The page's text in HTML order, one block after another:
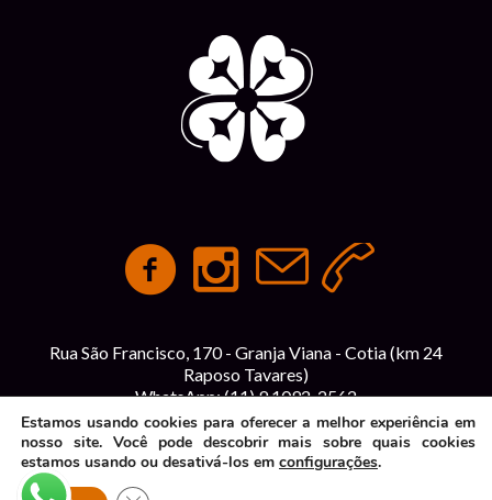
Rua São Francisco, 170 - Granja Viana - Cotia (km 24
Raposo Tavares)
WhatsApp:(11) 9 1092-2562
contato@espacointegracao.com.br
Política de Privacidade
Estamos usando cookies para oferecer a melhor experiência em
nosso site. Você pode descobrir mais sobre quais cookies
estamos usando ou desativá-los em configurações.